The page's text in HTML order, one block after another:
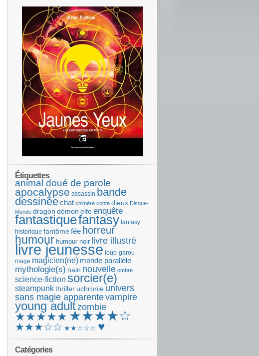
Étiquettes
animal doué de parole
apocalypse assassin bande
dessinéechat chimère conte dieux Disque-
Monde dragon démon elfeenquête
fantastiquefantasy fantasy
historique fantômefée horreur
humour humour noir livre illustré
livre jeunesse loup-garou
mage magicien(ne) monde parallèle
mythologie(s) nain nouvelle ombre
science-fiction sorcier(e)
steampunkthriller uchronie univers
sans magie apparentevampire
young adultzombie
★★★★★ ★★★★☆
★★★☆☆ ★★☆☆☆ ♥
Catégories